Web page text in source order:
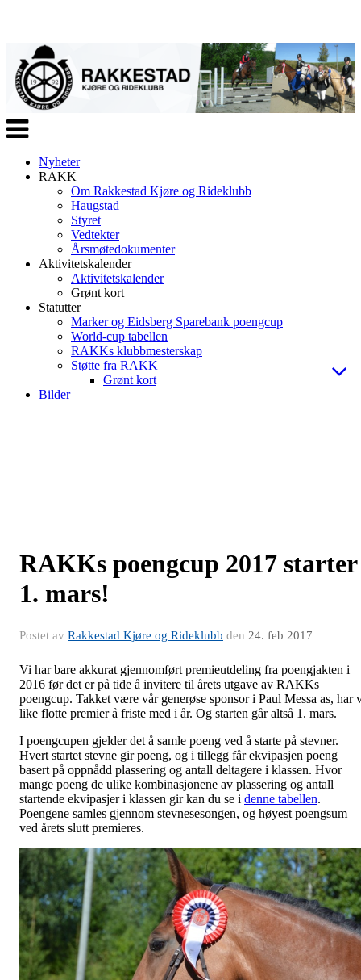
Veksle
navigasjon
Nyheter
RAKK
Om Rakkestad Kjøre og Rideklubb
Haugstad
Styret
Vedtekter
Årsmøtedokumenter
Aktivitetskalender
Aktivitetskalender
Grønt kort
Statutter
Marker og Eidsberg Sparebank poengcup
World-cup tabellen
RAKKs klubbmesterskap
Støtte fra RAKK
Grønt kort
Bilder
​RAKKs poengcup 2017 starter
1. mars!
Postet av Rakkestad Kjøre og Rideklubb den 24. feb 2017
Vi har bare akkurat gjennomført premieutdeling fra poengjakten i
2016 før det er på tide å invitere til årets utgave av RAKKs
poengcup. Takket være vår generøse sponsor i Paul Messa as, har
like flotte premier å friste med i år. Og starten går altså 1. mars.
I poengcupen gjelder det å samle poeng ved å starte på stevner.
Hvert startet stevne gir poeng, og i tillegg får ekvipasjen poeng
basert på oppnådd plassering og antall deltagere i klassen. Hvor
mange poeng de ulike kombinasjonene av plassering og antall
startende ekvipasjer i klassen gir kan du se i denne tabellen.
Poengene samles gjennom stevnesesongen, og høyest poengsum
ved årets slutt premieres.